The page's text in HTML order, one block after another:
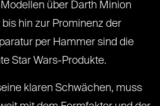
über Darth Minion
hin zur Prominenz der
per Hammer sind die
Star Wars-Produkte.
klaren Schwächen, muss